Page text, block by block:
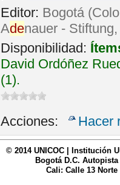
Editor: Bogotá
Adenauer -
Disponibilidad:
David Ordóñez
(1).
Acciones: Hacer
© 2014 UNICOC | Institución
Bogotá D.C. Autopista
Cali: Calle 13 Norte